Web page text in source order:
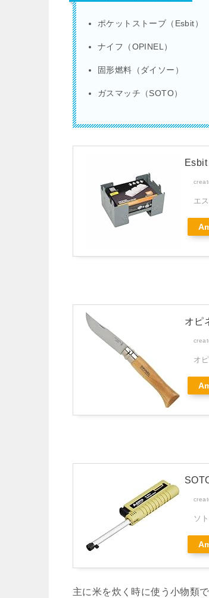
ポケットストーブ（Esbit）
ナイフ（OPINEL）
固形燃料（ダイソー）
ガスマッチ（SOTO）
エ
オピ
オ
ソ
主に米を炊く時に使う小物類で